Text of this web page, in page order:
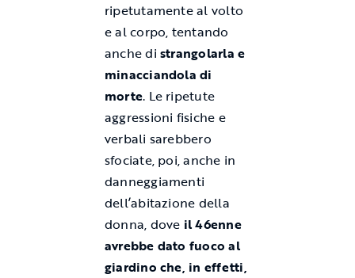
ripetutamente al volto
e al corpo, tentando
anche di strangolarla e
minacciandola di
morte. Le ripetute
aggressioni fisiche e
verbali sarebbero
sfociate, poi, anche in
danneggiamenti
dell’abitazione della
donna, dove il 46enne
avrebbe dato fuoco al
giardino che, in effetti,